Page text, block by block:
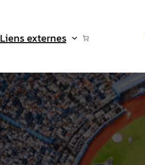
Liens externes